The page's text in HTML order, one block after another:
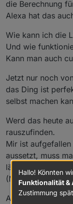
die Berechnung
Alexa hat das
Wie kann ich die
Und wie
Kann man auch
Jetzt nur noch
das Ding ist
selbst machen
Werd das heute
rauszufinden.
Mir ist
aussetzt, muss
läuft irgendwann
(Merkt man also
Alles in allem
Hallo! Könnten
Funktionalität &
Zustimmung